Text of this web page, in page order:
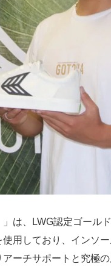
は、LWG認定ゴール
用しており、インソ
ーチサポートと究極の